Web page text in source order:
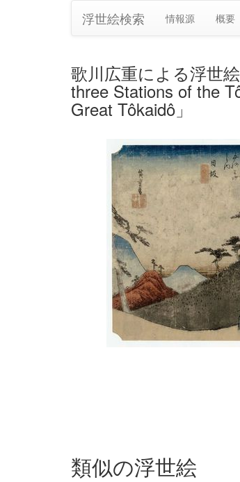
浮世絵検索 情報源 概要
歌川広重による浮世
three Stations of the
Great Tôkaidô」
類似の浮世絵